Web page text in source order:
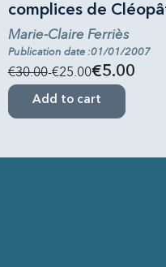
complices de
Marie-Claire Ferriès
Publication date :01/01/2007
€30.00-€25.00€5.00
Add to cart